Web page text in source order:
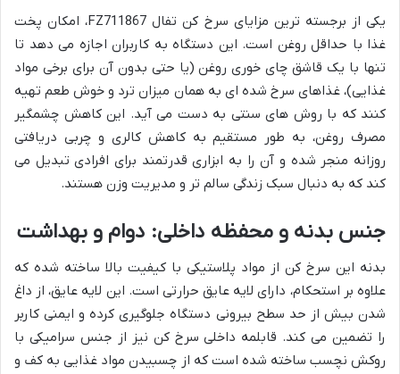
یکی از برجسته ترین مزایای سرخ کن تفال FZ711867، امکان پخت
غذا با حداقل روغن است. این دستگاه به کاربران اجازه می دهد تا
تنها با یک قاشق چای خوری روغن (یا حتی بدون آن برای برخی مواد
غذایی)، غذاهای سرخ شده ای به همان میزان ترد و خوش طعم تهیه
کنند که با روش های سنتی به دست می آید. این کاهش چشمگیر
مصرف روغن، به طور مستقیم به کاهش کالری و چربی دریافتی
روزانه منجر شده و آن را به ابزاری قدرتمند برای افرادی تبدیل می
کند که به دنبال سبک زندگی سالم تر و مدیریت وزن هستند.
جنس بدنه و محفظه داخلی: دوام و بهداشت
بدنه این سرخ کن از مواد پلاستیکی با کیفیت بالا ساخته شده که
علاوه بر استحکام، دارای لایه عایق حرارتی است. این لایه عایق، از داغ
شدن بیش از حد سطح بیرونی دستگاه جلوگیری کرده و ایمنی کاربر
را تضمین می کند. قابلمه داخلی سرخ کن نیز از جنس سرامیکی با
روکش نچسب ساخته شده است که از چسبیدن مواد غذایی به کف و